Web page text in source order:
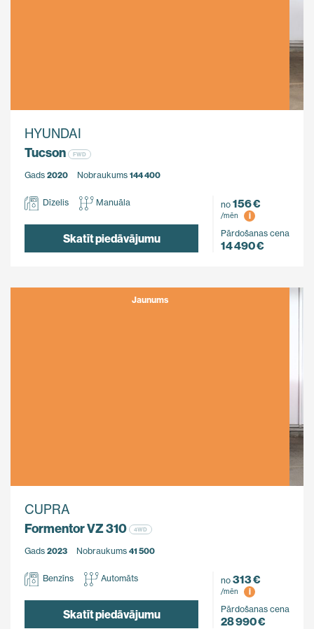
HYUNDAI
Tucson
FWD
Gads 2020 Nobraukums 144 400
Dīzelis Manuāla
Skatīt piedāvājumu
no 156 €
/mēn
i
Pārdošanas cena
14 490 €
Jaunums
CUPRA
Formentor VZ 310
4WD
Gads 2023 Nobraukums 41 500
Benzīns Automāts
Skatīt piedāvājumu
no 313 €
/mēn
i
Pārdošanas cena
28 990 €